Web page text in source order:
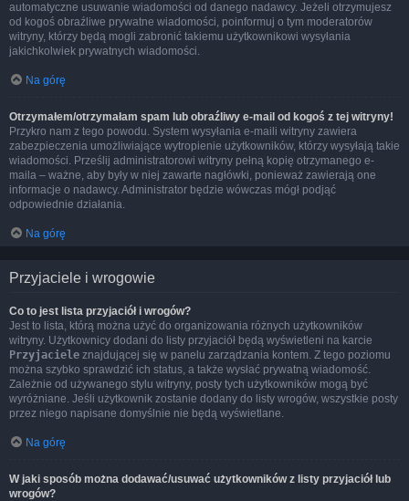
automatyczne usuwanie wiadomości od danego nadawcy. Jeżeli otrzymujesz
od kogoś obraźliwe prywatne wiadomości, poinformuj o tym moderatorów
witryny, którzy będą mogli zabronić takiemu użytkownikowi wysyłania
jakichkolwiek prywatnych wiadomości.
Na górę
Otrzymałem/otrzymałam spam lub obraźliwy e-mail od kogoś z tej witryny!
Przykro nam z tego powodu. System wysyłania e-maili witryny zawiera
zabezpieczenia umożliwiające wytropienie użytkowników, którzy wysyłają takie
wiadomości. Prześlij administratorowi witryny pełną kopię otrzymanego e-
maila – ważne, aby były w niej zawarte nagłówki, ponieważ zawierają one
informacje o nadawcy. Administrator będzie wówczas mógł podjąć
odpowiednie działania.
Na górę
Przyjaciele i wrogowie
Co to jest lista przyjaciół i wrogów?
Jest to lista, którą można użyć do organizowania różnych użytkowników
witryny. Użytkownicy dodani do listy przyjaciół będą wyświetleni na karcie
Przyjaciele znajdującej się w panelu zarządzania kontem. Z tego poziomu
można szybko sprawdzić ich status, a także wysłać prywatną wiadomość.
Zależnie od używanego stylu witryny, posty tych użytkowników mogą być
wyróżniane. Jeśli użytkownik zostanie dodany do listy wrogów, wszystkie posty
przez niego napisane domyślnie nie będą wyświetlane.
Na górę
W jaki sposób można dodawać/usuwać użytkowników z listy przyjaciół lub
wrogów?